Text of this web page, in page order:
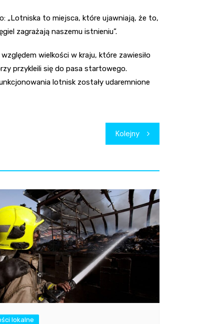
„Lotniska to miejsca, które ujawniają, że to,
zagrażają naszemu istnieniu”.
wielkości w kraju, które zawiesiło
przykleili się do pasa startowego.
lotnisk zostały udaremnione
Kolejny
lokalne